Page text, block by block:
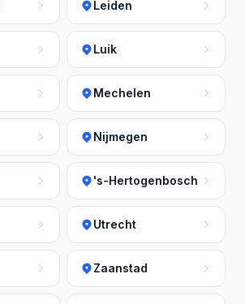
Leiden
Luik
Mechelen
Nijmegen
's-Hertogenbosch
Utrecht
Zaanstad